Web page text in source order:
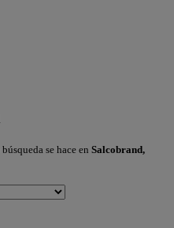
se hace en Salcobrand,